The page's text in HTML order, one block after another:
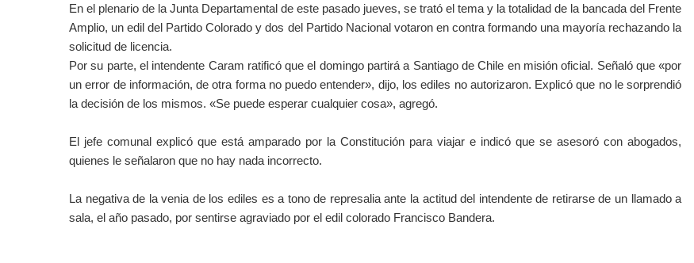
En el plenario de la Junta Departamental de este pasado jueves, se trató el tema y la totalidad de la bancada del Frente
Amplio, un edil del Partido Colorado y dos del Partido Nacional votaron en contra formando una mayoría rechazando la
solicitud de licencia.
Por su parte, el intendente Caram ratificó que el domingo partirá a Santiago de Chile en misión oficial. Señaló que «por
un error de información, de otra forma no puedo entender», dijo, los ediles no autorizaron. Explicó que no le sorprendió
la decisión de los mismos. «Se puede esperar cualquier cosa», agregó.
El jefe comunal explicó que está amparado por la Constitución para viajar e indicó que se asesoró con abogados,
quienes le señalaron que no hay nada incorrecto.
La negativa de la venia de los ediles es a tono de represalia ante la actitud del intendente de retirarse de un llamado a
sala, el año pasado, por sentirse agraviado por el edil colorado Francisco Bandera.